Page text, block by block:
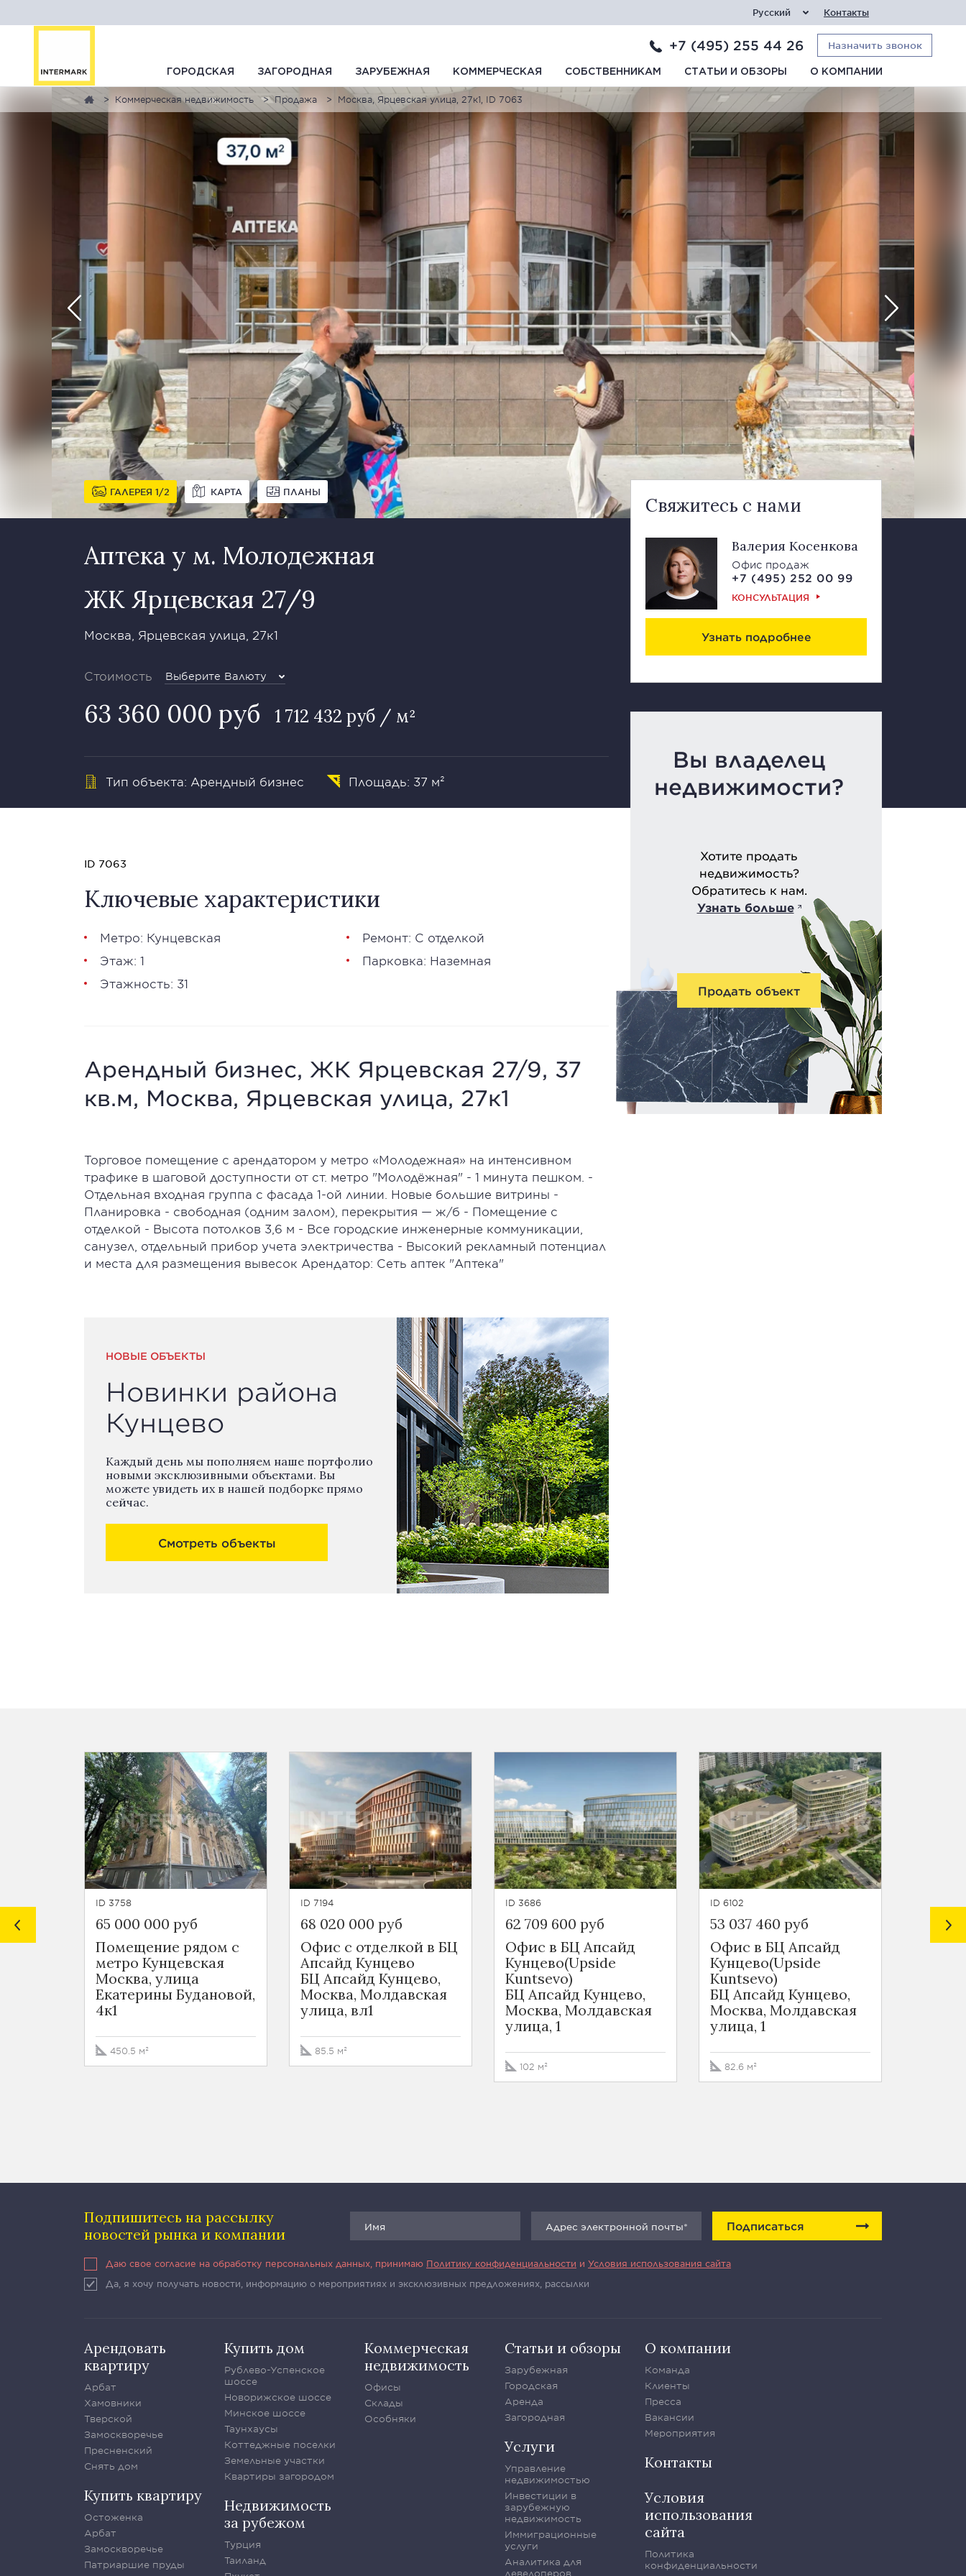
Русский Контакты
+7 (495) 255 44 26 Назначить звонок
ГОРОДСКАЯ ЗАГОРОДНАЯ ЗАРУБЕЖНАЯ КОММЕРЧЕСКАЯ СОБСТВЕННИКАМ СТАТЬИ И ОБЗОРЫ О КОМПАНИИ
Коммерческая недвижимость Продажа Москва, Ярцевская улица, 27к1, ID 7063
ГАЛЕРЕЯ 1 2 КАРТА ПЛАНЫ
Аптека у м. Молодежная
ЖК Ярцевская 27/9
Москва, Ярцевская улица, 27к1
Стоимость Выберите Валюту
63 360 000 руб 1 712 432 руб / м²
Тип объекта: Арендный бизнес Площадь: 37 м²
Свяжитесь с нами
Валерия Косенкова
Офис продаж
+7 (495) 252 00 99
КОНСУЛЬТАЦИЯ
Узнать подробнее
Вы владелец
недвижимости?
Хотите продать
недвижимость?
Обратитесь к нам.
Узнать больше
Продать объект
ID 7063
Ключевые характеристики
Метро: Кунцевская
Этаж: 1
Этажность: 31
Ремонт: С отделкой
Парковка: Наземная
Арендный бизнес, ЖК Ярцевская 27/9, 37
кв.м, Москва, Ярцевская улица, 27к1
Торговое помещение с арендатором у метро «Молодежная» на интенсивном
трафике в шаговой доступности от ст. метро "Молодёжная" - 1 минута пешком. -
Отдельная входная группа с фасада 1-ой линии. Новые большие витрины -
Планировка - свободная (одним залом), перекрытия — ж/б - Помещение с
отделкой - Высота потолков 3,6 м - Все городские инженерные коммуникации,
санузел, отдельный прибор учета электричества - Высокий рекламный потенциал
и места для размещения вывесок Арендатор: Сеть аптек "Аптека"
НОВЫЕ ОБЪЕКТЫ
Новинки района
Кунцево
Каждый день мы пополняем наше портфолио
новыми эксклюзивными объектами. Вы
можете увидеть их в нашей подборке прямо
сейчас.
Смотреть объекты
ID 3758
65 000 000 руб
Помещение рядом с
метро Кунцевская
Москва, улица
Екатерины Будановой,
4к1
450.5 м²
ID 7194
68 020 000 руб
Офис с отделкой в БЦ
Апсайд Кунцево
БЦ Апсайд Кунцево,
Москва, Молдавская
улица, вл1
85.5 м²
ID 3686
62 709 600 руб
Офис в БЦ Апсайд
Кунцево(Upside
Kuntsevo)
БЦ Апсайд Кунцево,
Москва, Молдавская
улица, 1
102 м²
ID 6102
53 037 460 руб
Офис в БЦ Апсайд
Кунцево(Upside
Kuntsevo)
БЦ Апсайд Кунцево,
Москва, Молдавская
улица, 1
82.6 м²
65
Офис
Подпишитесь на рассылку
новостей рынка и компании
Подписаться
Даю свое согласие на обработку персональных данных, принимаю Политику конфиденциальности и Условия использования сайта
Да, я хочу получать новости, информацию о мероприятиях и эксклюзивных предложениях, рассылки
Арендовать
квартиру
Арбат
Хамовники
Тверской
Замоскворечье
Пресненский
Снять дом
Купить квартиру
Остоженка
Арбат
Замоскворечье
Патриаршие пруды
Купить дом
Рублево-Успенское
шоссе
Новорижское шоссе
Минское шоссе
Таунхаусы
Коттеджные поселки
Земельные участки
Квартиры загородом
Недвижимость
за рубежом
Турция
Таиланд
Коммерческая
недвижимость
Офисы
Склады
Особняки
Статьи и обзоры
Зарубежная
Городская
Аренда
Загородная
Услуги
Управление
недвижимостью
Инвестиции в
зарубежную
недвижимость
Иммиграционные
услуги
Аналитика для
девелоперов
О компании
Команда
Клиенты
Пресса
Вакансии
Мероприятия
Контакты
Условия
использования
сайта
Политика
конфиденциальности